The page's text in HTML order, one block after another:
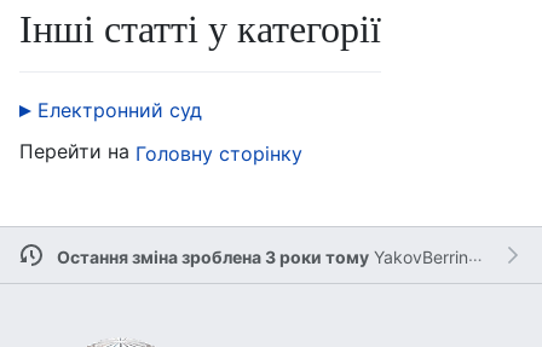
Інші статті у категорії
Електронний суд
Перейти на Головну сторінку
Остання зміна зроблена 3 роки тому YakovBerringer